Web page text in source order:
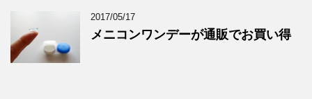
2017/05/17
メニコンワンデーが通販でお買い得